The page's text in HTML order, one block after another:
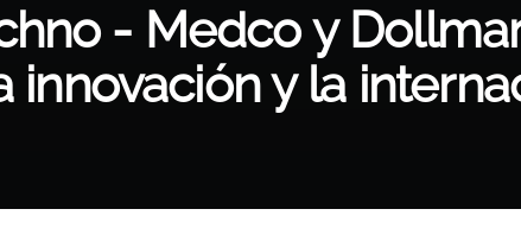
- Medco y
innovación y la